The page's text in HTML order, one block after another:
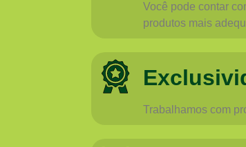
Você pode contar
produtos mais
Trabalhamos com